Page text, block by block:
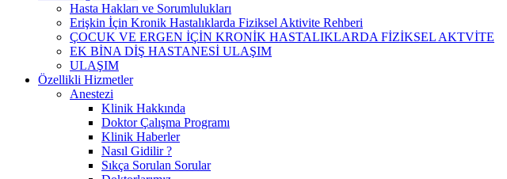
Hasta Hakları ve Sorumlulukları
Erişkin İçin Kronik Hastalıklarda Fiziksel Aktivite Rehberi
ÇOCUK VE ERGEN İÇİN KRONİK HASTALIKLARDA FİZİKSEL AKTVİTE
EK BİNA DİŞ HASTANESİ ULAŞIM
ULAŞIM
Özellikli Hizmetler
Anestezi
Klinik Hakkında
Doktor Çalışma Programı
Klinik Haberler
Nasıl Gidilir ?
Sıkça Sorulan Sorular